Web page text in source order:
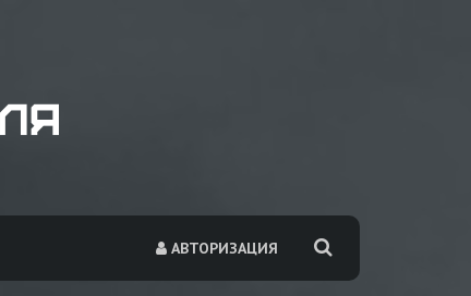
АВТОРИЗАЦИЯ